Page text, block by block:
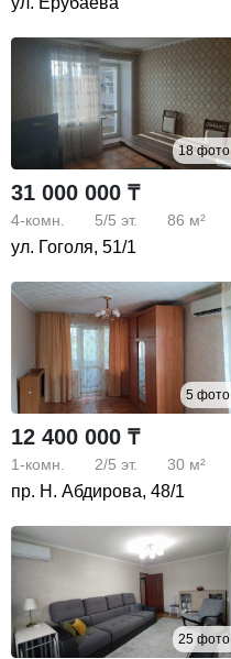
18 фото
31 000 000 ₸
4-комн. 5/5 эт. 86 м²
ул. Гоголя, 51/1
5 фото
12 400 000 ₸
1-комн. 2/5 эт. 30 м²
пр. Н. Абдирова, 48/1
25 фото